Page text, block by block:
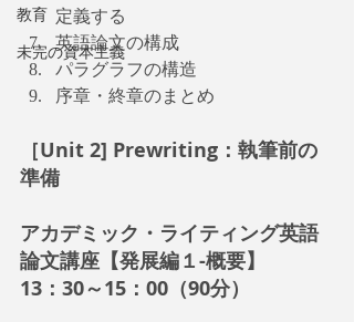
教育
未完の資本主義
定義する
英語論文の構成
パラグラフの構造
序章・終章のまとめ
［Unit 2] Prewriting：執筆前の
準備
アカデミック・ライティング英語
論文講座【発展編１-概要】
13：30～15：00（90分）